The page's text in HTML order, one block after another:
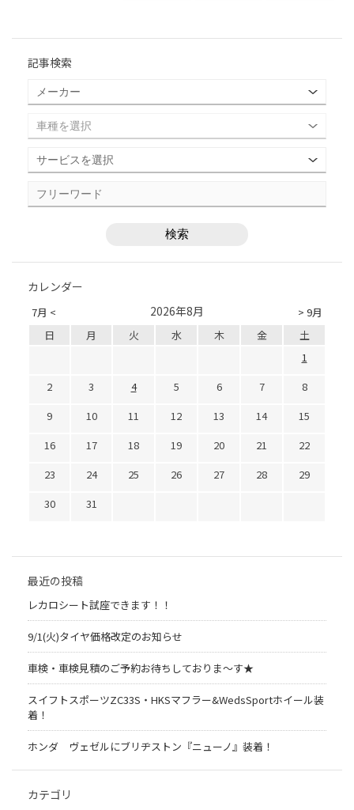
記事検索
カレンダー
7月 < > 9月
2026年8月
日 月 火 水 木 金
土
1
2
3 4 5 6 7
8
9
10 11 12 13 14
15
16
17 18 19 20 21
22
23
24 25 26 27 28
29
30
31
最近の投稿
レカロシート試座できます！！
9/1(火)タイヤ価格改定のお知らせ
車検・車検見積のご予約お待ちしておりま～す★
スイフトスポーツZC33S・HKSマフラー&WedsSportホイール装
着！
ホンダ ヴェゼルにブリヂストン『ニューノ』装着！
カテゴリ